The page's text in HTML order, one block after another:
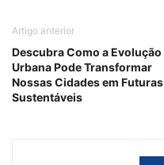
Artigo anterior
Descubra Como a Evolução
Urbana Pode Transformar
Nossas Cidades em Futuras
Sustentáveis